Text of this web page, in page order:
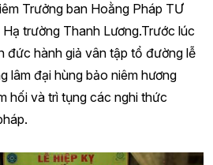
Trưởng ban Hoằng Pháp TƯ
trường Thanh Lương.Trước lúc
đức hành giả vân tập tổ đường lễ
lâm đại hùng bảo niêm hương
hối và trì tụng các nghi thức